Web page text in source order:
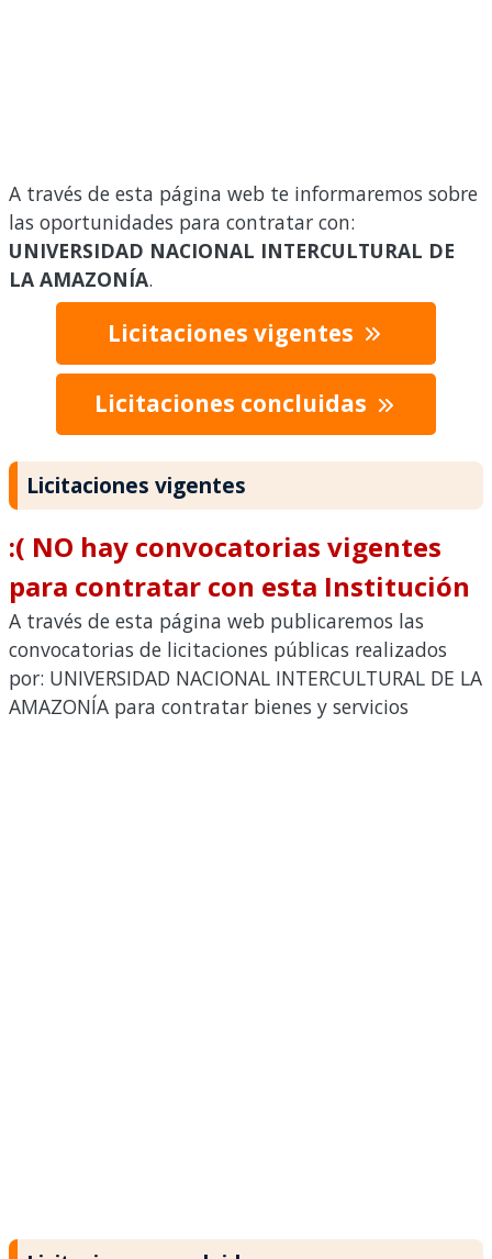
A través de esta página web te informaremos sobre
las oportunidades para contratar con:
UNIVERSIDAD NACIONAL INTERCULTURAL DE
LA AMAZONÍA.
Licitaciones vigentes
Licitaciones concluidas
Licitaciones vigentes
:( NO hay convocatorias vigentes
para contratar con esta Institución
A través de esta página web publicaremos las
convocatorias de licitaciones públicas realizados
por: UNIVERSIDAD NACIONAL INTERCULTURAL DE LA
AMAZONÍA para contratar bienes y servicios